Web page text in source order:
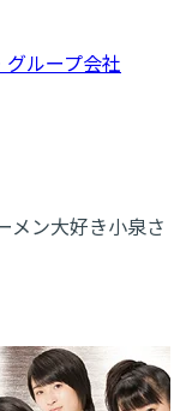
グループ会社
メン大好き小泉さ